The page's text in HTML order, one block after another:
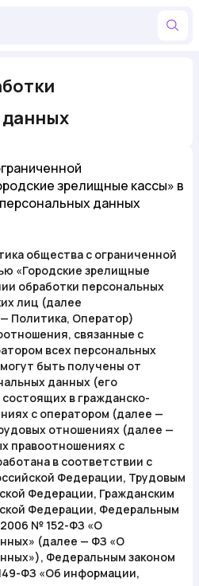
зрелищные кассы» в
данных
общества с ограниченной
«Городские зрелищные
обработки персональных
лиц (далее
Политика, Оператор)
связанные с
всех персональных
быть получены от
данных (его
в гражданско-
с оператором (далее —
отношениях (далее —
правоотношениях с
в соответствии с
Федерации, Трудовым
Федерации, Гражданским
Федерации, Федеральным
№ 152-ФЗ «О
(далее — ФЗ «О
), Федеральным законом
ФЗ «Об информации,